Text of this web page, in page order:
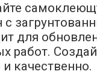
с
для
работ.
качественно.